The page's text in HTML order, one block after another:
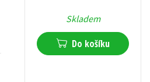
Skladem
Do košíku